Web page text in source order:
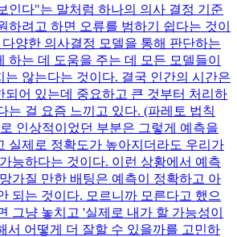
인다"는 말처럼 하나의 의사 결정 기준
하려고 하면 오류를 범하기 쉽다는 것이
양한 의사결정 모델을 통해 판단하는
하는 데 도움을 주는 데 모든 모델들이
는 않는다는 것이다. 결국 인간의 시간은
되어 있는데 중요하고 큰 것부터 처리하
는 걸 요즘 느끼고 있다. (파레토 법칙
인상적이었던 부분은 그렇게 예측을
실제로 정확도가 높아지더라도 우리가
능하다는 것이다. 이런 상황에서 예측
가질 만한 배팅은 예측이 정확하고 아
되는 것이다. 모르니까 모른다고 했으
그냥 놓치고 '실제로 내가 할 가능성이
서 어떻게 더 잘할 수 있을까를 고민하